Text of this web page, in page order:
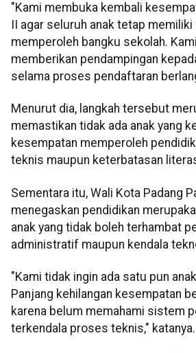
"Kami membuka kembali
II agar seluruh anak tetap
memperoleh bangku sekolah.
memberikan pendampingan
selama proses pendaftaran
Menurut dia, langkah tersebut
memastikan tidak ada anak yang
kesempatan memperoleh
teknis maupun keterbatasan
Sementara itu, Wali Kota Padang
menegaskan pendidikan
anak yang tidak boleh terhambat
administratif maupun kendala
"Kami tidak ingin ada satu pun
Panjang kehilangan kesempatan
karena belum memahami sistem
terkendala proses teknis," katanya.